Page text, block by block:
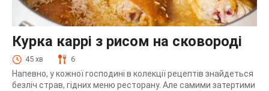
Курка каррі з рисом на сковороді
45 хв 6
Напевно, у кожної господині в колекції рецептів знайдеться
безліч страв, гідних меню ресторану. Але самими затертими